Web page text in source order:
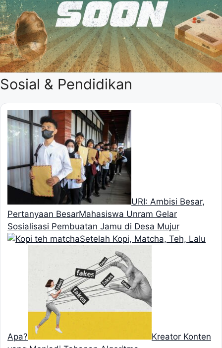
Sosial & Pendidikan
URI: Ambisi Besar,
Pertanyaan BesarMahasiswa Unram Gelar
Sosialisasi Pembuatan Jamu di Desa Mujur
Setelah Kopi, Matcha, Teh, Lalu
Apa?
Kreator Konten